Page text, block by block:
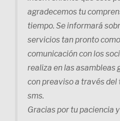
agradecemos tu
tiempo. Se informará
servicios tan pronto
comunicación con los
realiza en las asambleas
con preaviso a través del
sms.
Gracias por tu paciencia